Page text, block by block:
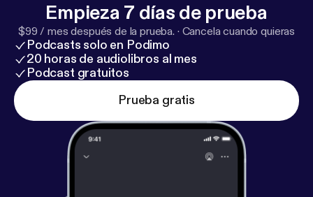
Empieza 7 días de prueba
$99 / mes después de la prueba. · Cancela cuando quieras
Podcasts solo en Podimo
20 horas de audiolibros al mes
Podcast gratuitos
Prueba gratis